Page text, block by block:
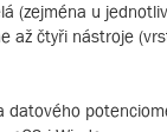
(zejména u
až čtyři nástroje
datového